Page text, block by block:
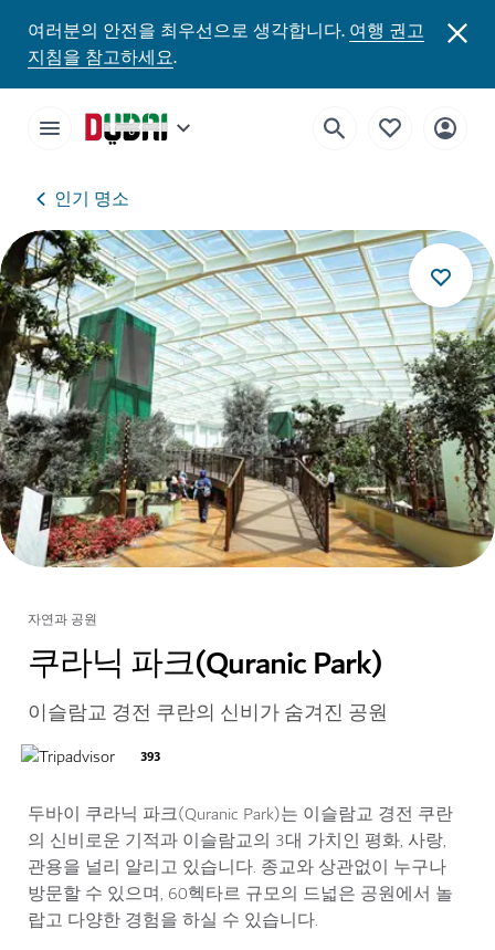
여러분의 안전을 최우선으로 생각합니다.여행 권고
지침을 참고하세요.
인기 명소
자연과 공원
쿠라닉 파크(Quranic Park)
이슬람교 경전 쿠란의 신비가 숨겨진 공원
393
두바이 쿠라닉 파크(Quranic Park)는 이슬람교 경전 쿠란
의 신비로운 기적과 이슬람교의 3대 가치인 평화, 사랑,
관용을 널리 알리고 있습니다. 종교와 상관없이 누구나
방문할 수 있으며, 60헥타르 규모의 드넓은 공원에서 놀
랍고 다양한 경험을 하실 수 있습니다.